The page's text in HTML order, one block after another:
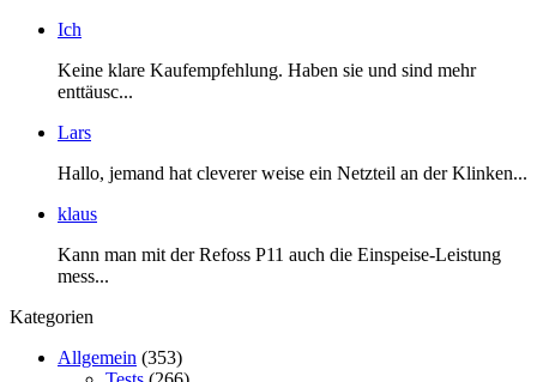
Ich
Keine klare Kaufempfehlung. Haben sie und sind mehr
enttäusc...
Lars
Hallo, jemand hat cleverer weise ein Netzteil an der Klinken...
klaus
Kann man mit der Refoss P11 auch die Einspeise-Leistung
mess...
Kategorien
Allgemein (353)